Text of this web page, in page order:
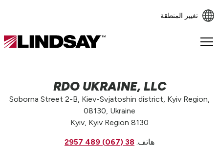
تغيير المنطقة
Lindsay.
RDO UKRAINE, LLC
Soborna Street 2-B, Kiev-Svjatoshin district, Kyiv Region,
08130, Ukraine
Kyiv, Kyiv Region 8130
هاتف: 38 (067) 489 2957